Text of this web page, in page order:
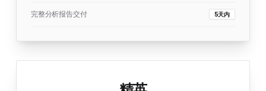
完整分析报告交付 5天内